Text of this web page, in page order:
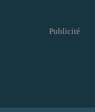
Publicité